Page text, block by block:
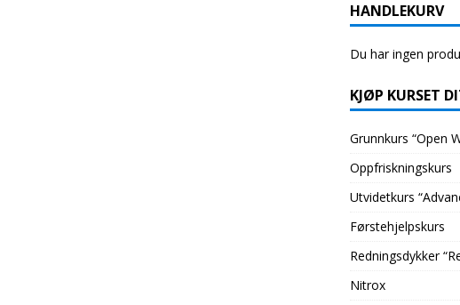
HANDLEKURV
Du har ingen
KJØP KURSET
Grunnkurs “Open
Oppfriskningskurs
Utvidetkurs
Førstehjelpskurs
Redningsdykker
Nitrox